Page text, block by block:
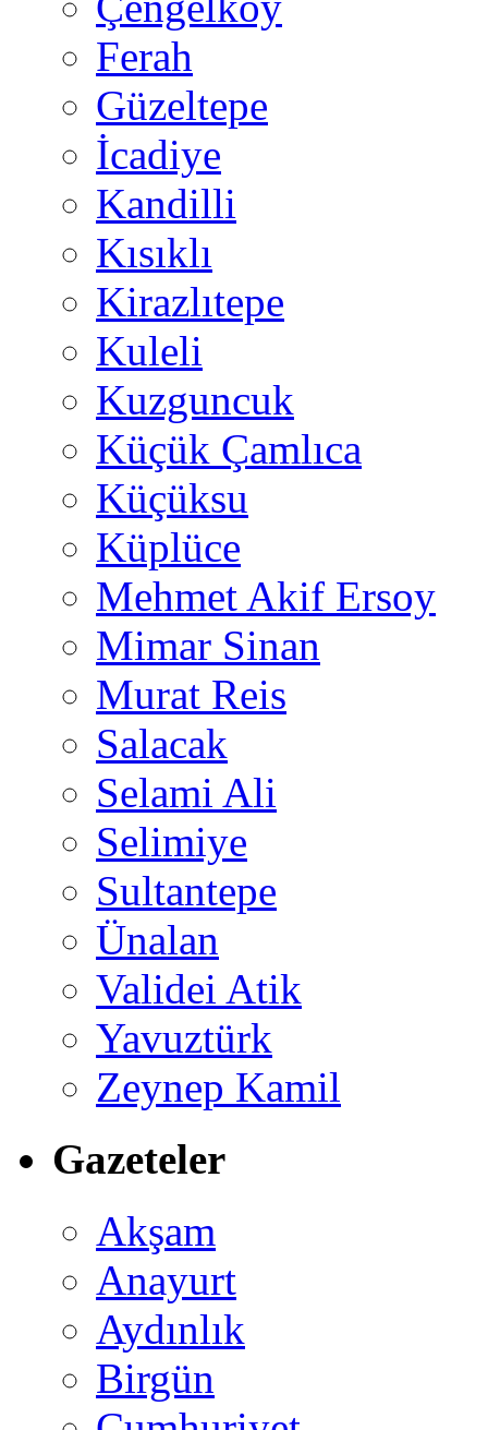
Ferah
Güzeltepe
İcadiye
Kandilli
Kısıklı
Kirazlıtepe
Kuleli
Kuzguncuk
Küçük Çamlıca
Küçüksu
Küplüce
Mehmet Akif Ersoy
Mimar Sinan
Murat Reis
Salacak
Selami Ali
Selimiye
Sultantepe
Ünalan
Validei Atik
Yavuztürk
Zeynep Kamil
Gazeteler
Akşam
Anayurt
Aydınlık
Birgün